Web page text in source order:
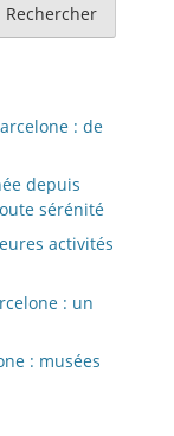
Rechercher
: de
depuis
sérénité
activités
: un
: musées